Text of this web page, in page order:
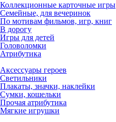
Коллекционные карточные игры
Семейные, для вечеринок
По мотивам фильмов, игр, книг
В дорогу
Игры для детей
Головоломки
Атрибутика
Аксессуары героев
Светильники
Плакаты, значки, наклейки
Сумки, кошельки
Прочая атрибутика
Мягкие игрушки